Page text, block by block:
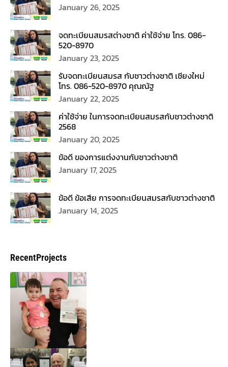
January 26, 2025
จดทะเบียนสมรสต่างชาติ ค่าใช้จ่าย โทร. 086-
520-8970
January 23, 2025
รับจดทะเบียนสมรส กับชาวต่างชาติ เชียงใหม่
โทร. 086-520-8970 คุณณัฐ
January 22, 2025
ค่าใช้จ่าย ในการจดทะเบียนสมรสกับชาวต่างชาติ
2568
January 20, 2025
ข้อดี ของการแต่งงานกับชาวต่างชาติ
January 17, 2025
ข้อดี ข้อเสีย การจดทะเบียนสมรสกับชาวต่างชาติ
January 14, 2025
RecentProjects